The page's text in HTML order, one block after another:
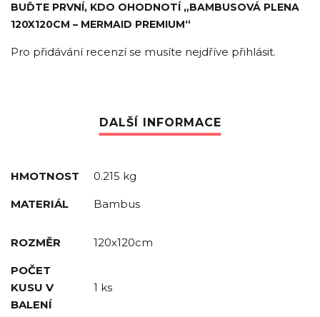
BUĎTE PRVNÍ, KDO OHODNOTÍ „BAMBUSOVÁ PLENA
120X120CM – MERMAID PREMIUM“
Pro přidávání recenzí se musíte nejdříve přihlásit.
HMOTNOST 0.215 kg
MATERIÁL Bambus
ROZMĚR 120x120cm
POČET
KUSU V
BALENÍ
1 ks